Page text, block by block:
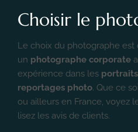
Choisir le
Le choix du photographe
un photographe corporate
expérience dans les
reportages photo. Que ce
ou ailleurs en France, voyez
lisez les avis de clients.